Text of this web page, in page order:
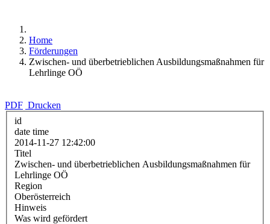
Home
Förderungen
Zwischen- und überbetrieblichen Ausbildungsmaßnahmen für
Lehrlinge OÖ
PDF Drucken
id
date time
2014-11-27 12:42:00
Titel
Zwischen- und überbetrieblichen Ausbildungsmaßnahmen für
Lehrlinge OÖ
Region
Oberösterreich
Hinweis
Was wird gefördert